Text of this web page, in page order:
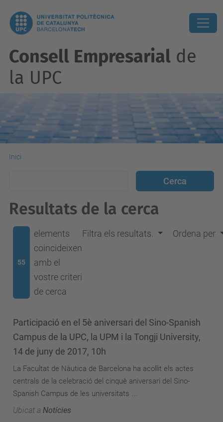
Consell Empresarial de
la UPC
Inici
Resultats de la cerca
55
elements
coincideixen
amb el
vostre criteri
de cerca
Filtra els resultats. Ordena per
Participació en el 5è aniversari del Sino-Spanish
Campus de la UPC, la UPM i la Tongji University,
14 de juny de 2017, 10h
La Facultat de Nàutica de Barcelona ha acollit els actes
centrals de la celebració del cinquè aniversari del Sino-
Spanish Campus de les universitats ...
Ubicat a Notícies